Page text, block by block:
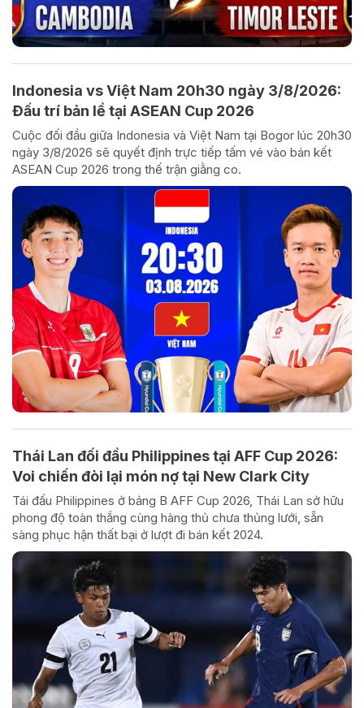
Indonesia vs Việt Nam 20h30 ngày 3/8/2026:
Đấu trí bản lề tại ASEAN Cup 2026
Cuộc đối đầu giữa Indonesia và Việt Nam tại Bogor lúc 20h30
ngày 3/8/2026 sẽ quyết định trực tiếp tấm vé vào bán kết
ASEAN Cup 2026 trong thế trận giằng co.
Thái Lan đối đầu Philippines tại AFF Cup 2026:
Voi chiến đòi lại món nợ tại New Clark City
Tái đấu Philippines ở bảng B AFF Cup 2026, Thái Lan sở hữu
phong độ toàn thắng cùng hàng thủ chưa thủng lưới, sẵn
sàng phục hận thất bại ở lượt đi bán kết 2024.